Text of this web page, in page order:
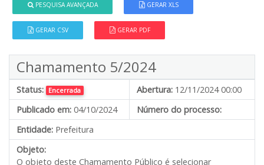
PESQUISA AVANÇADA GERAR XLS
GERAR CSV GERAR PDF
Chamamento 5/2024
Status: Encerrada Abertura: 12/11/2024 00:00
Publicado em: 04/10/2024
Número do processo:
Entidade: Prefeitura
Objeto:
O objeto deste Chamamento Público é selecionar